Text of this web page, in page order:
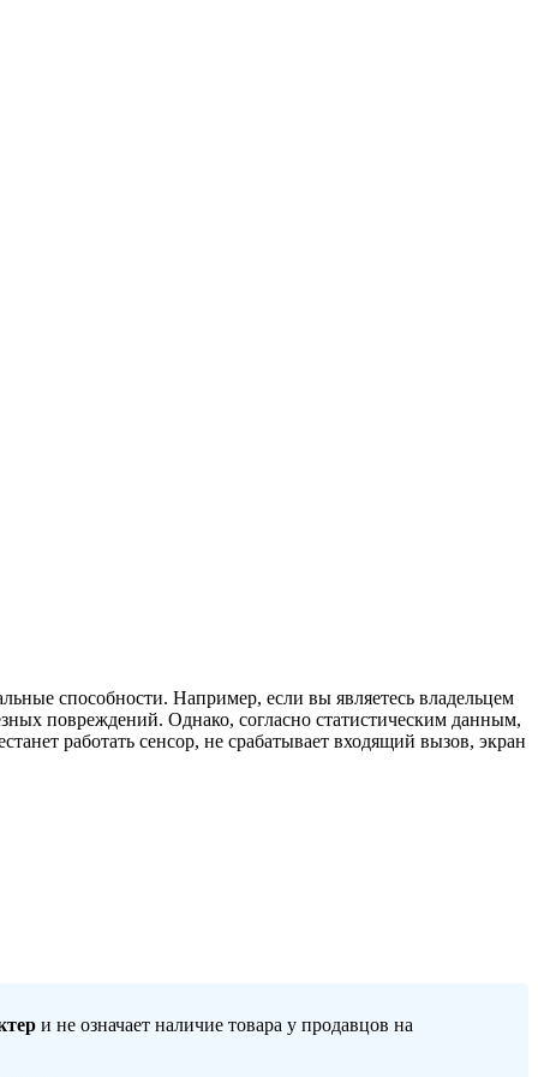
способности. Например, если вы являетесь владельцем
повреждений. Однако, согласно статистическим данным,
работать сенсор, не срабатывает входящий вызов, экран
и не означает наличие товара у продавцов на